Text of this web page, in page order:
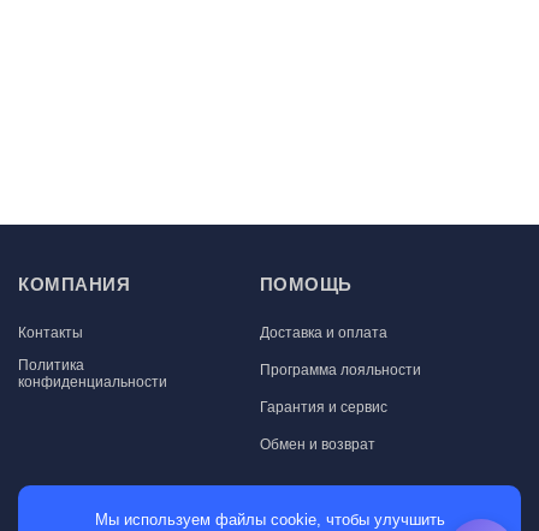
КОМПАНИЯ
Контакты
Политика
конфиденциальности
ПОМОЩЬ
Доставка и оплата
Программа лояльности
Гарантия и сервис
Обмен и возврат
МАГАЗИН
Мы используем файлы cookie, чтобы улучшить